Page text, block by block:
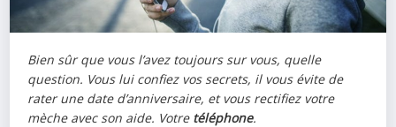
Bien sûr que vous l’avez toujours sur vous, quelle
question. Vous lui confiez vos secrets, il vous évite de
rater une date d’anniversaire, et vous rectifiez votre
mèche avec son aide. Votre téléphone.